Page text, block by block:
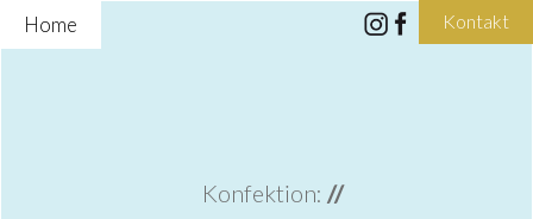
Home Kontakt
Konfektion: //